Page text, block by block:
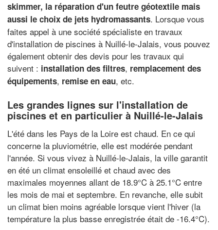
skimmer, la réparation d'un feutre géotextile mais
aussi le choix de jets hydromassants. Lorsque vous
faites appel à une société spécialiste en travaux
d'installation de piscines à Nuillé-le-Jalais, vous pouvez
également obtenir des devis pour les travaux qui
suivent : installation des filtres, remplacement des
équipements, remise en eau, etc.
Les grandes lignes sur l'installation de
piscines et en particulier à Nuillé-le-Jalais
L'été dans les Pays de la Loire est chaud. En ce qui
concerne la pluviométrie, elle est modérée pendant
l'année. Si vous vivez à Nuillé-le-Jalais, la ville garantit
en été un climat ensoleillé et chaud avec des
maximales moyennes allant de 18.9°C à 25.1°C entre
les mois de mai et septembre. En revanche, elle subit
un climat bien moins agréable lorsque vient l'hiver (la
température la plus basse enregistrée était de -16.4°C).